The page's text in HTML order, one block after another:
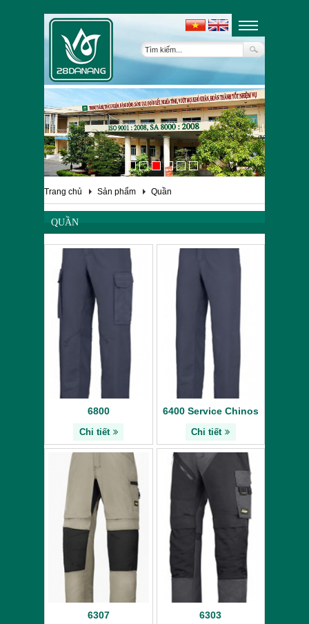
Trang chủ Sản phẩm Quần
QUẦN
6800
Chi tiết
6400 Service Chinos
Chi tiết
6307 6303